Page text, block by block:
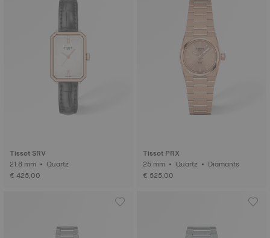
Tissot SRV
21.8 mm • Quartz
€ 425,00
Tissot PRX
25 mm • Quartz • Diamants
€ 525,00